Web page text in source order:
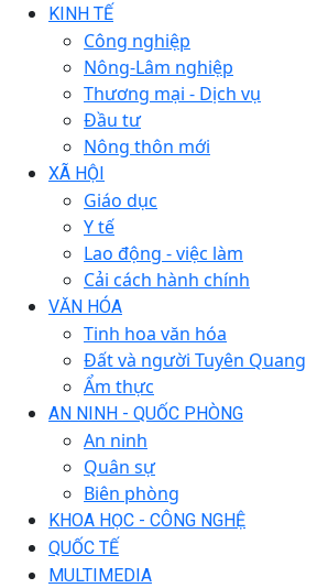
KINH TẾ
Công nghiệp
Nông-Lâm nghiệp
Thương mại - Dịch vụ
Đầu tư
Nông thôn mới
XÃ HỘI
Giáo dục
Y tế
Lao động - việc làm
Cải cách hành chính
VĂN HÓA
Tinh hoa văn hóa
Đất và người Tuyên Quang
Ẩm thực
AN NINH - QUỐC PHÒNG
An ninh
Quân sự
Biên phòng
KHOA HỌC - CÔNG NGHỆ
QUỐC TẾ
MULTIMEDIA